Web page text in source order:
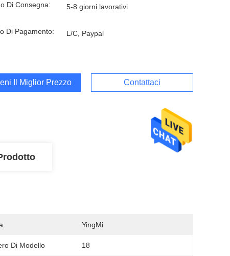
Di Consegna: 5-8 giorni lavorativi
Di Pagamento: L/C, Paypal
Il Miglior Prezzo Contattaci
YingMi
Di Modello 18